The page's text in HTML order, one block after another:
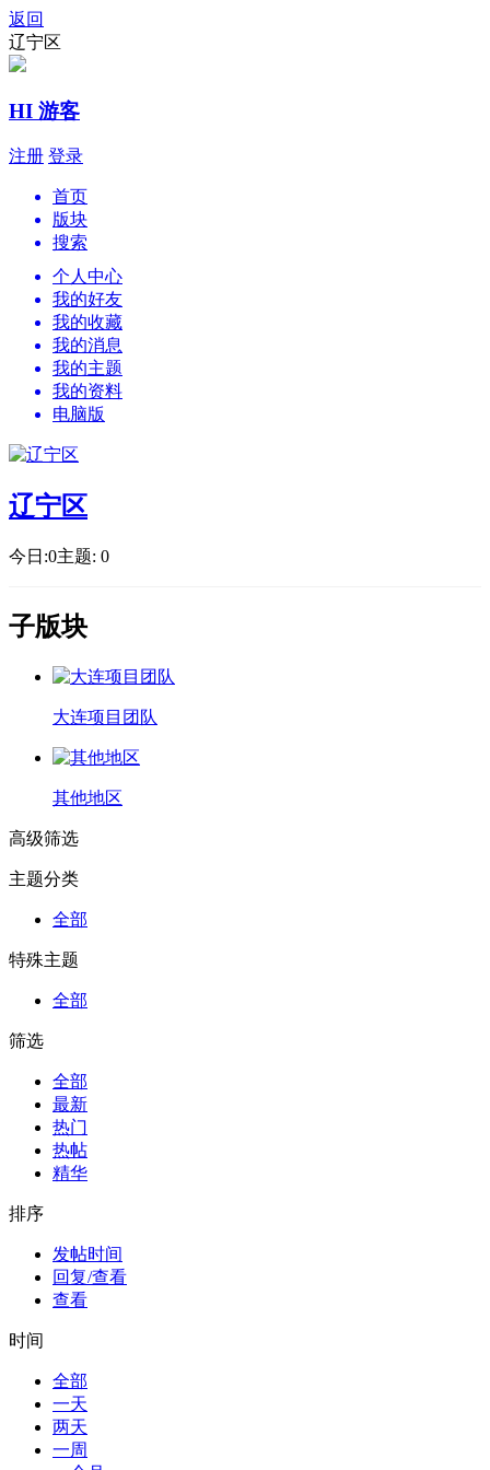
返回
辽宁区
HI 游客
注册 登录
首页
版块
搜索
个人中心
我的好友
我的收藏
我的消息
我的主题
我的资料
电脑版
辽宁区
今日:0主题: 0
子版块
大连项目团队
其他地区
高级筛选
主题分类
全部
特殊主题
全部
筛选
全部
最新
热门
热帖
精华
排序
发帖时间
回复/查看
查看
时间
全部
一天
两天
一周